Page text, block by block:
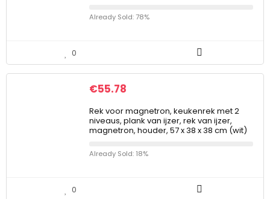
Already Sold: 78%
0
€55.78
Rek voor magnetron, keukenrek met 2
niveaus, plank van ijzer, rek van ijzer,
magnetron, houder, 57 x 38 x 38 cm (wit)
Already Sold: 18%
0